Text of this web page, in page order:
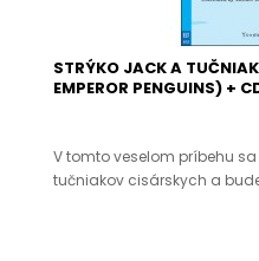
STRÝKO JACK A
EMPEROR PENGUINS) +
V tomto veselom príbehu
tučniakov cisárskych a